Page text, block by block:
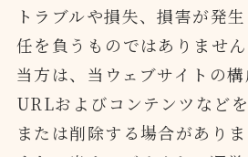
トラブルや損失、損害が発
任を負うものではありません
当方は、当ウェブサイトの構
URLおよびコンテンツなど
または削除する場合がありま